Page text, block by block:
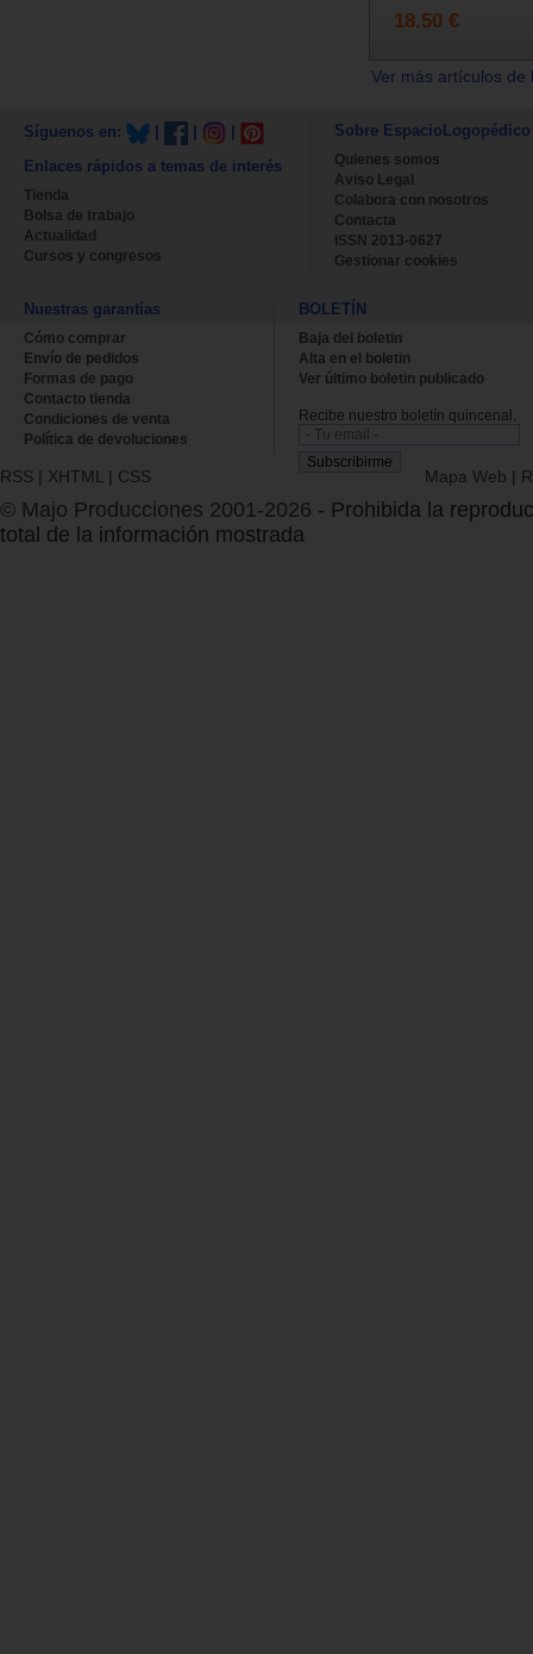
18.50 €
Ver más artículos
Síguenos en:
Enlaces rápidos a temas de interés
Tienda
Bolsa de trabajo
Actualidad
Cursos y congresos
Sobre EspacioLogopédico
Quienes somos
Aviso Legal
Colabora con nosotros
Contacta
ISSN 2013-0627
Gestionar cookies
Nuestras garantías
Cómo comprar
Envío de pedidos
Formas de pago
Contacto tienda
Condiciones de venta
Política de devoluciones
BOLETÍN
Baja del boletin
Alta en el boletin
Ver último boletin publicado
Recibe nuestro boletín quincenal.
RSS | XHTML | CSS Mapa Web |
© Majo Producciones 2001-2026 - Prohibida la
total de la información mostrada